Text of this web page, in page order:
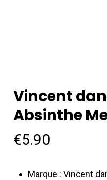
Vincent
Absinthe
€5.90
Marque : Vincent